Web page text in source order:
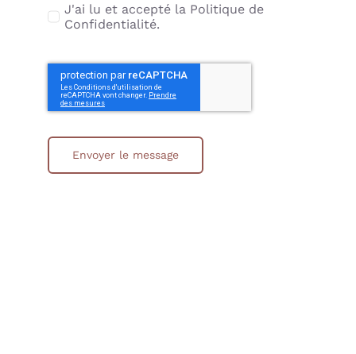
J'ai lu et accepté la Politique de
Confidentialité.
Envoyer le message